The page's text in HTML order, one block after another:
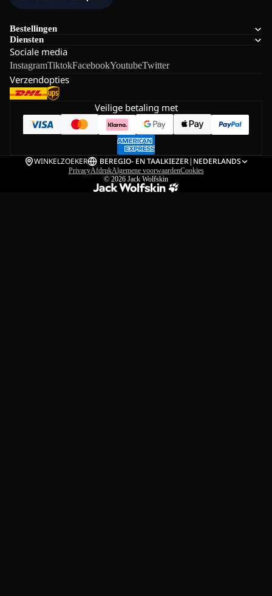
Bestellingen
Diensten
Sociale media
InstagramTiktokFacebookYoutubeTwitter
Verzendopties
Veilige betaling met
WINKELZOEKER BEREGIO- EN TAALKIEZER| NEDERLANDS
PrivacyAfdrukAlgemene voorwaardenCookies
© 2026 Jack Wolfskin